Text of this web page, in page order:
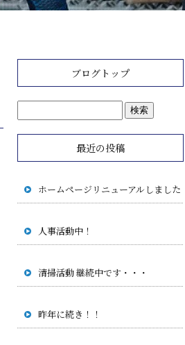
ブログトップ
最近の投稿
ホームページリニューアルしました
人事活動中！
清掃活動 継続中です・・・
昨年に続き！！